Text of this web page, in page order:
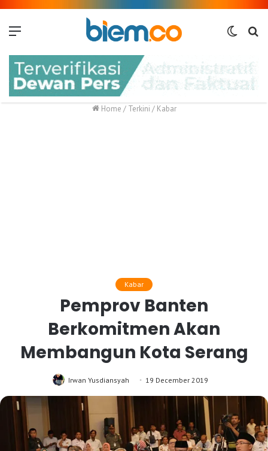
Switch
Home / Terkini / Kabar
Kabar
Pemprov Banten
Berkomitmen Akan
Membangun Kota Serang
Irwan Yusdiansyah 19 December 2019